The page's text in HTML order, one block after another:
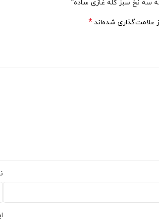
دارد و می توانید محصولات را با طرح
فراهم است و همکاران می توانند برای
اینترنتی نیموش با پارچه ضخیم و داخل
تحویل بگیرید.
سه نخ سبز کله غازی ساده”
علامت‌گذاری شده‌اند *